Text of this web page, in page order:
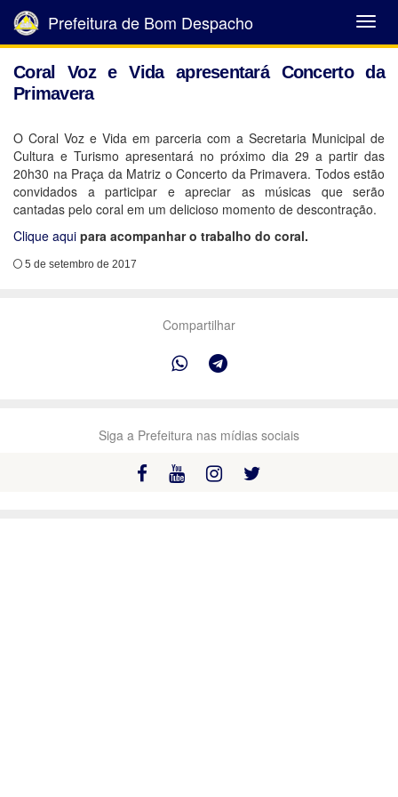
Abrir
Menu
Prefeitura de Bom Despacho
Coral Voz e Vida apresentará Concerto da
Primavera
O Coral Voz e Vida em parceria com a Secretaria Municipal de
Cultura e Turismo apresentará no próximo dia 29 a partir das
20h30 na Praça da Matriz o Concerto da Primavera. Todos estão
convidados a participar e apreciar as músicas que serão
cantadas pelo coral em um delicioso momento de descontração.
Clique aqui para acompanhar o trabalho do coral.
5 de setembro de 2017
Compartilhar
Siga a Prefeitura nas mídias sociais